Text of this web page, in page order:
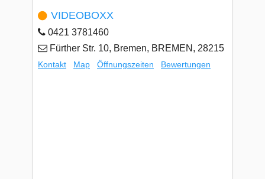
VIDEOBOXX
0421 3781460
Fürther Str. 10, Bremen, BREMEN, 28215
Kontakt Map Öffnungszeiten Bewertungen